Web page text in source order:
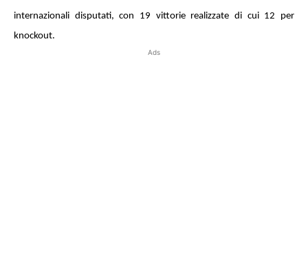
internazionali disputati, con 19 vittorie realizzate di cui 12 per
knockout.
Ads